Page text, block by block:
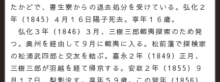
たかどで、書生寮からの退去処分を受けている。弘化２
年（1845）４月１６日陽子死去。享年１６歳。
弘化３年（1846）３月、三樹三郎蝦夷探索のため発
つ。奥州を経由して９月に蝦夷に入る。松前藩で探検家
の松浦武四郎と交友を結ぶ。嘉永２年（1849）正月、
三樹三郎が羽越を経て帰京する。安政２年（1855）９
月１７日、梨影没す。享年５９歳。この翌年（1856）